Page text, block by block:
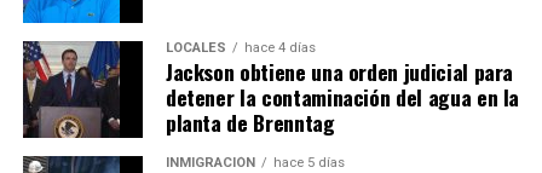
LOCALES hace 4 días
Jackson obtiene una orden judicial para
detener la contaminación del agua en la
planta de Brenntag
INMIGRACIÓN hace 5 días